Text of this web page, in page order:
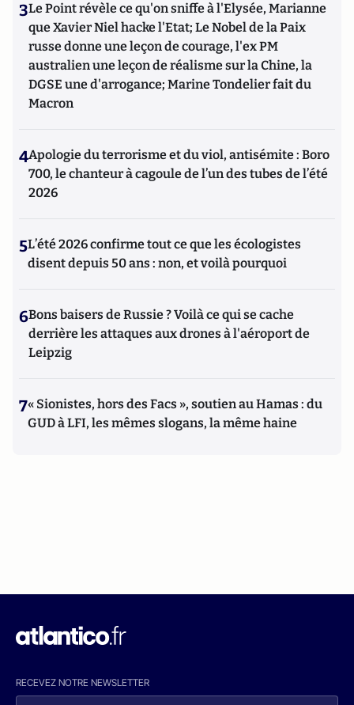
3Le Point révèle ce qu'on sniffe à l'Elysée, Marianne
que Xavier Niel hacke l'Etat; Le Nobel de la Paix
russe donne une leçon de courage, l'ex PM
australien une leçon de réalisme sur la Chine, la
DGSE une d'arrogance; Marine Tondelier fait du
Macron
4Apologie du terrorisme et du viol, antisémite : Boro
700, le chanteur à cagoule de l’un des tubes de l’été
2026
5L’été 2026 confirme tout ce que les écologistes
disent depuis 50 ans : non, et voilà pourquoi
6Bons baisers de Russie ? Voilà ce qui se cache
derrière les attaques aux drones à l'aéroport de
Leipzig
7« Sionistes, hors des Facs », soutien au Hamas : du
GUD à LFI, les mêmes slogans, la même haine
RECEVEZ NOTRE NEWSLETTER